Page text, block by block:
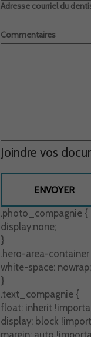
Adresse courriel du
Commentaires
Joindre vos
.photo_compagnie {
display:none;
}
.hero-area-container
white-space: nowrap;
}
.text_compagnie {
float: inherit
display: block
margin: auto